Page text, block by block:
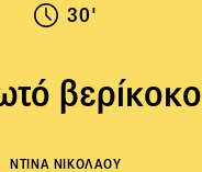
30'
βερίκοκο
ΝΤΙΝΑ ΝΙΚΟΛΑΟΥ